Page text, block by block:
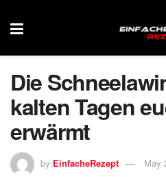
Die
kalten Tagen
erwärmt
by EinfacheRezept May